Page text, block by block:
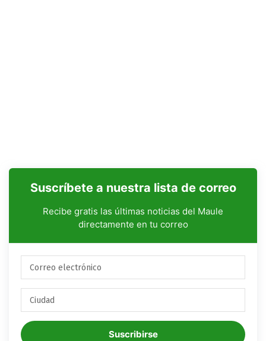
Suscríbete a nuestra lista de correo
Recibe gratis las últimas noticias del Maule
directamente en tu correo
Suscribirse